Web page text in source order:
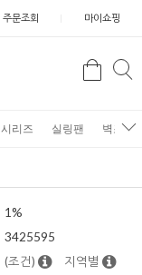
주문조회 마이쇼핑
검
시리즈 실링팬 벽조명
1%
3425595
(조건) 지역별